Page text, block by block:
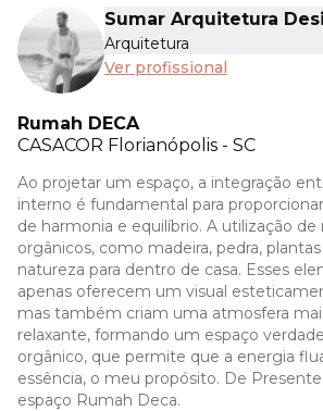
Sumar Arquitetura
Arquitetura
Ver profissional
Rumah DECA
CASACOR Florianópolis - SC
Ao projetar um espaço, a integração
interno é fundamental para
de harmonia e equilíbrio. A utilização de
orgânicos, como madeira, pedra,
natureza para dentro de casa. Esses
apenas oferecem um visual
mas também criam uma atmosfera
relaxante, formando um espaço
orgânico, que permite que a energia
essência, o meu propósito. De
espaço Rumah Deca.